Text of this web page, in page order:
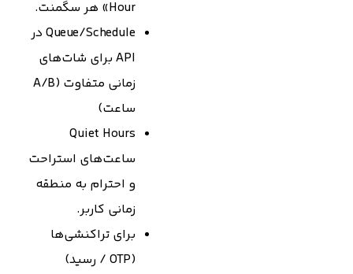
Hour» هر سگمنت.
Queue/Schedule در
API برای شات‌های
زمانی متفاوت (A/B
ساعت)
Quiet Hours
ساعت‌های استراحت
و احترام به منطقه
زمانی کاربر.
برای تراکنشی‌ها
(OTP / رسید)